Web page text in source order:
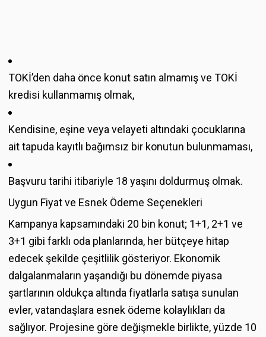
TOKİ’den daha önce konut satın almamış ve TOKİ
kredisi kullanmamış olmak,
Kendisine, eşine veya velayeti altındaki çocuklarına
ait tapuda kayıtlı bağımsız bir konutun bulunmaması,
Başvuru tarihi itibariyle 18 yaşını doldurmuş olmak.
Uygun Fiyat ve Esnek Ödeme Seçenekleri
Kampanya kapsamındaki 20 bin konut; 1+1, 2+1 ve
3+1 gibi farklı oda planlarında, her bütçeye hitap
edecek şekilde çeşitlilik gösteriyor. Ekonomik
dalgalanmaların yaşandığı bu dönemde piyasa
şartlarının oldukça altında fiyatlarla satışa sunulan
evler, vatandaşlara esnek ödeme kolaylıkları da
sağlıyor. Projesine göre değişmekle birlikte, yüzde 10